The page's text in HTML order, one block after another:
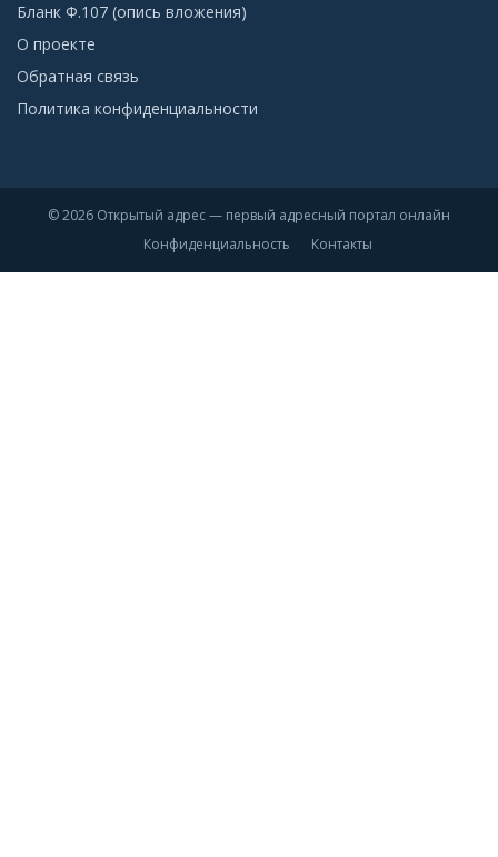
Бланк Ф.107 (опись вложения)
О проекте
Обратная связь
Политика конфиденциальности
© 2026 Открытый адрес — первый адресный портал онлайн
Конфиденциальность
Контакты